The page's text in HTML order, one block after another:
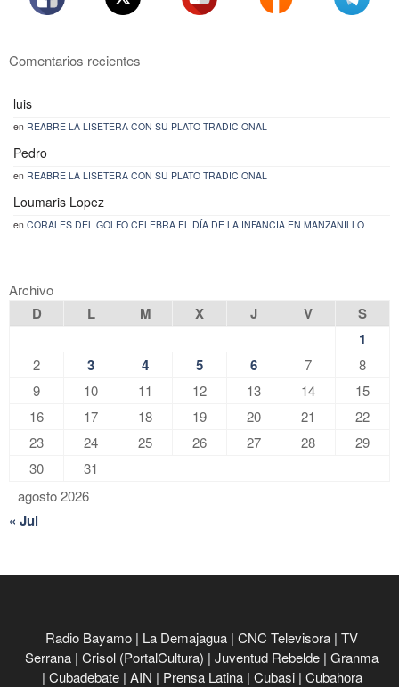
Comentarios recientes
luis
en REABRE LA LISETERA CON SU PLATO TRADICIONAL
Pedro
en REABRE LA LISETERA CON SU PLATO TRADICIONAL
Loumaris Lopez
en CORALES DEL GOLFO CELEBRA EL DÍA DE LA INFANCIA EN MANZANILLO
Archivo
agosto 2026
D L M X J V
S
1
2 3 4 5 6 7
8
9
10 11 12 13 14
15
16
17 18 19 20 21
22
23
24 25 26 27 28
29
30
31
« Jul
Radio Bayamo | La Demajagua | CNC Televisora | TV
Serrana | Crisol (PortalCultura) | Juventud Rebelde | Granma
| Cubadebate | AIN | Prensa Latina | Cubasi | Cubahora